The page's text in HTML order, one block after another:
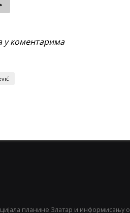
у коментарима
планине Златар и информисању о